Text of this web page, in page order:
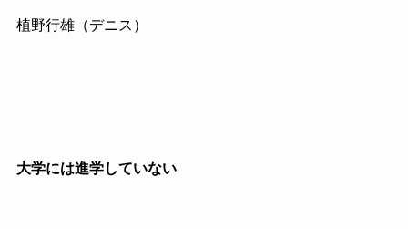
植野行雄（デニス）
大学には進学していない